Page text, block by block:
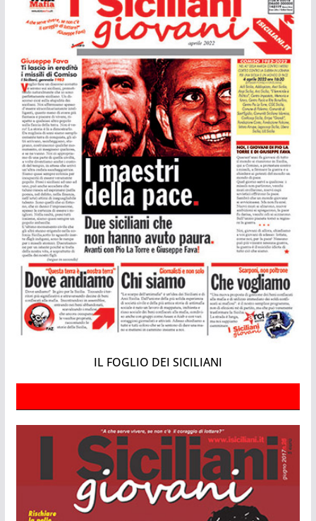
IL FOGLIO DEI SICILIANI